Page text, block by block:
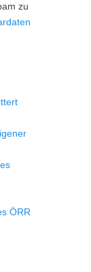
zu
ÖRR